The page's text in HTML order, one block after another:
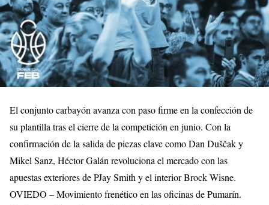
​El conjunto carbayón avanza con paso firme en la confección de
su plantilla tras el cierre de la competición en junio. Con la
confirmación de la salida de piezas clave como Dan Duščak y
Mikel Sanz, Héctor Galán revoluciona el mercado con las
apuestas exteriores de PJay Smith y el interior Brock Wisne.
​OVIEDO – Movimiento frenético en las oficinas de Pumarín.